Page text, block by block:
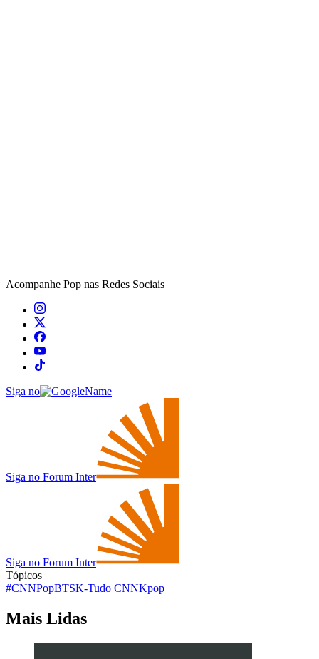
Acompanhe Pop nas Redes Sociais
Siga no
Siga no Forum Inter
Siga no Forum Inter
Tópicos
#CNNPopBTSK-Tudo CNNKpop
Mais Lidas